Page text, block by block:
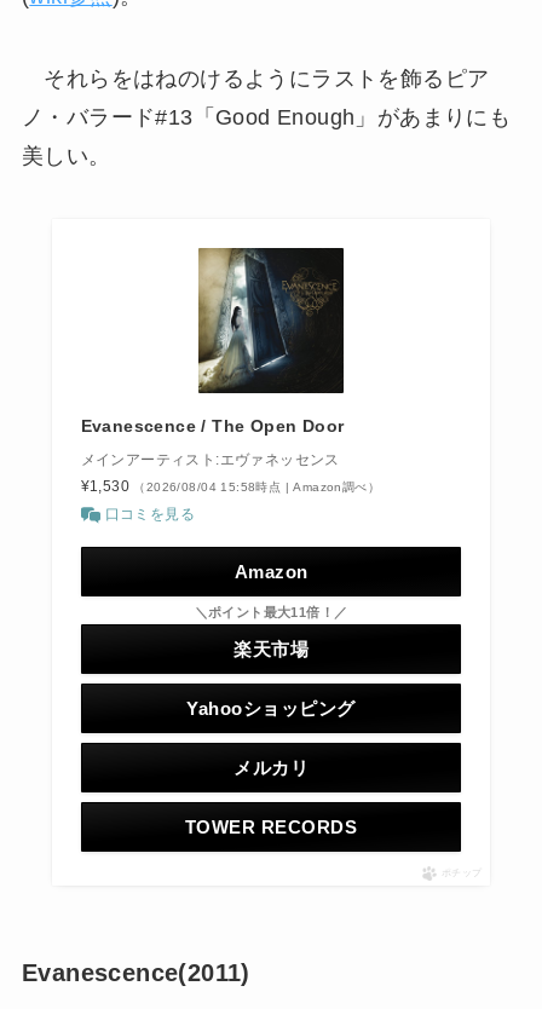
それらをはねのけるようにラストを飾るピア
ノ・バラード#13「Good Enough」があまりにも
美しい。
Evanescence / The Open Door
メインアーティスト:エヴァネッセンス
¥1,530
（2026/08/04 15:58時点 | Amazon調べ）
口コミを見る
Amazon
＼ポイント最大11倍！／
楽天市場
Yahooショッピング
メルカリ
TOWER RECORDS
ポチップ
Evanescence(2011)